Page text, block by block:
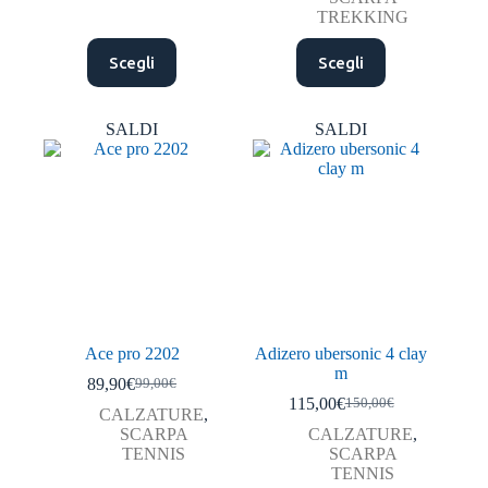
Scegli
Questo
prodotto
ha
varianti.
Le
opzioni
TREKKING
Scegli
Questo
prodotto
ha
varianti.
Le
opzioni
possono
SALDI
Ace pro 2202
99,00€
Il
prezzo
originale
era:
89,90€Il
prezzo
attuale
è:
CALZATURE,
SCARPA
TENNIS
SALDI
Adizero ubersonic 4 clay
m
150,00€
Il
prezzo
originale
era:
115,00€Il
prezzo
attuale
è:
CALZATURE,
SCARPA
TENNIS